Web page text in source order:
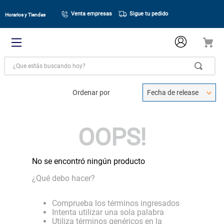
Horarios y Tiendas Venta empresas Sigue tu pedido
¿Que estás buscando hoy?
Ordenar por Fecha de release
OOPS!
No se encontró ningún producto
¿Qué debo hacer?
Comprueba los términos ingresados
Intenta utilizar una sola palabra
Utiliza términos genéricos en la